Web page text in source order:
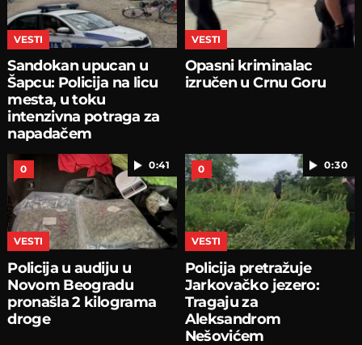
VESTI
Sandokan upucan u
Šapcu: Policija na licu
mesta, u toku
intenzivna potraga za
napadačem
VESTI
Opasni kriminalac
izručen u Crnu Goru
0:41
0
VESTI
Policija u audiju u
Novom Beogradu
pronašla 2 kilograma
droge
0:30
0
VESTI
Policija pretražuje
Jarkovačko jezero:
Tragaju za
Aleksandrom
Nešovićem